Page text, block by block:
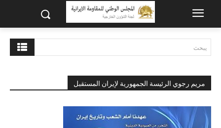
يبحث
مريم رجوي الرئيسة الجمهورية لإيران المستقبل